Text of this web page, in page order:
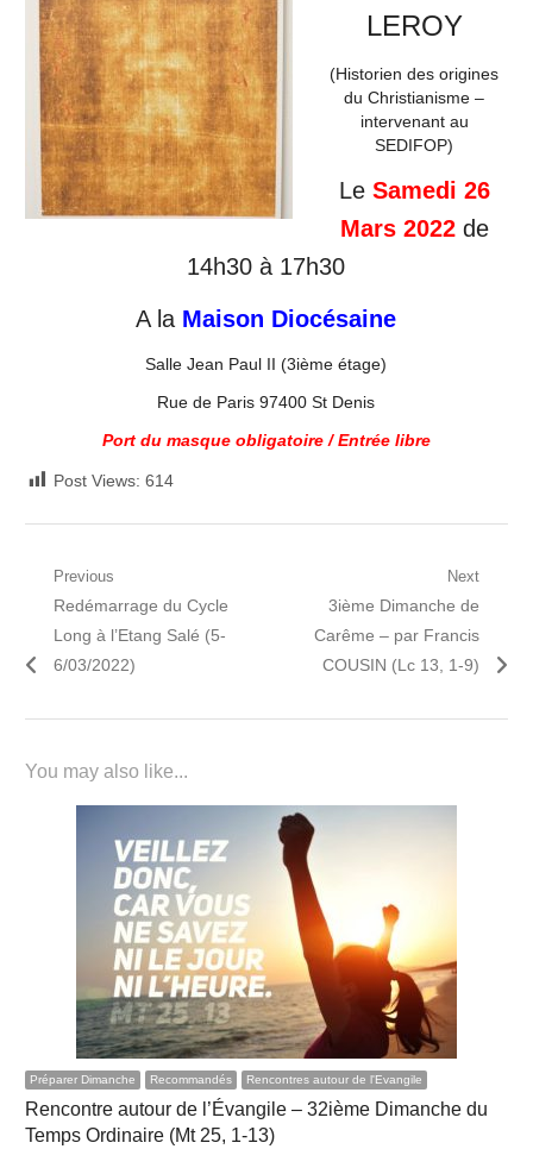
LEROY
(Historien des origines
du Christianisme –
intervenant au
SEDIFOP)
Le Samedi 26
Mars 2022de
14h30 à 17h30
A la Maison Diocésaine
Salle Jean Paul II (3ième étage)
Rue de Paris 97400 St Denis
Port du masque obligatoire / Entrée libre
Post Views: 614
Navigation
l’article
Previous
Previous
post:
Redémarrage du Cycle
Long à l’Etang Salé (5-
6/03/2022)
Next
Next
post:
3ième Dimanche de
Carême – par Francis
COUSIN (Lc 13, 1-9)
You may also like...
Préparer Dimanche Recommandés Rencontres autour de l'Evangile
Rencontre autour de l’Évangile – 32ième Dimanche du
Temps Ordinaire (Mt 25, 1-13)